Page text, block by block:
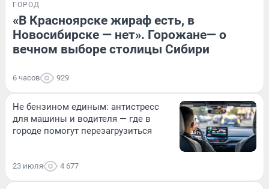
ГОРОД
«В Красноярске жираф есть, в
Новосибирске — нет». Горожане— о
вечном выборе столицы Сибири
6 часов 929
Не бензином единым: антистресс
для машины и водителя — где в
городе помогут перезагрузиться
23 июля 4 677